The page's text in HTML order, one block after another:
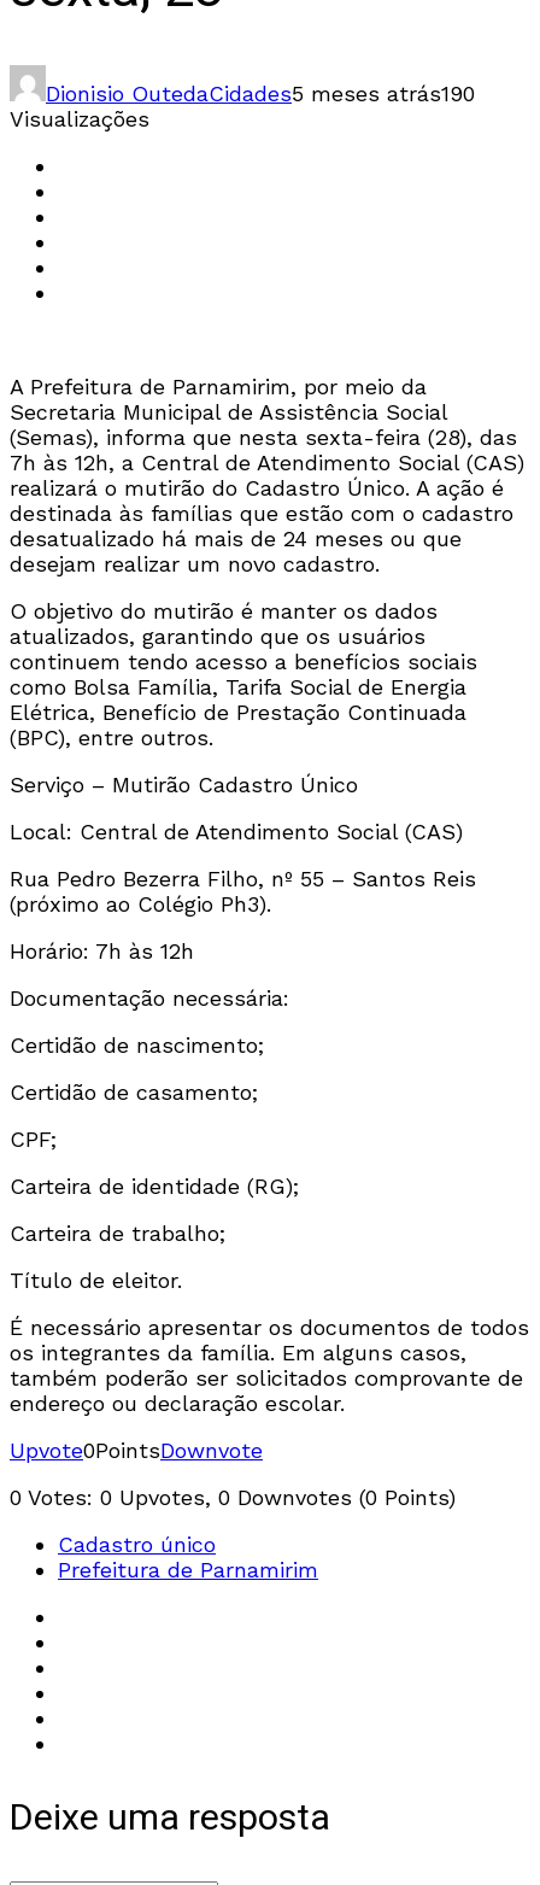
Dionisio OutedaCidades5 meses atrás190
Visualizações
A Prefeitura de Parnamirim, por meio da
Secretaria Municipal de Assistência Social
(Semas), informa que nesta sexta-feira (28), das
7h às 12h, a Central de Atendimento Social (CAS)
realizará o mutirão do Cadastro Único. A ação é
destinada às famílias que estão com o cadastro
desatualizado há mais de 24 meses ou que
desejam realizar um novo cadastro.
O objetivo do mutirão é manter os dados
atualizados, garantindo que os usuários
continuem tendo acesso a benefícios sociais
como Bolsa Família, Tarifa Social de Energia
Elétrica, Benefício de Prestação Continuada
(BPC), entre outros.
Serviço – Mutirão Cadastro Único
Local: Central de Atendimento Social (CAS)
Rua Pedro Bezerra Filho, nº 55 – Santos Reis
(próximo ao Colégio Ph3).
Horário: 7h às 12h
Documentação necessária:
Certidão de nascimento;
Certidão de casamento;
CPF;
Carteira de identidade (RG);
Carteira de trabalho;
Título de eleitor.
É necessário apresentar os documentos de todos
os integrantes da família. Em alguns casos,
também poderão ser solicitados comprovante de
endereço ou declaração escolar.
Upvote0PointsDownvote
0 Votes: 0 Upvotes, 0 Downvotes (0 Points)
Cadastro único
Prefeitura de Parnamirim
Deixe uma resposta